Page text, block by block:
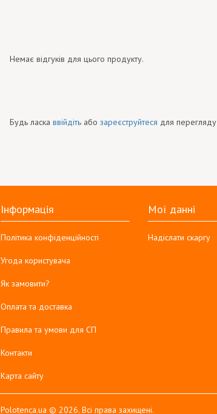
Немає відгуків для цього продукту.
Будь ласка ввійдіть або зареєструйтеся для перегляду
Інформація
Політика конфіденційності
Угода користувача
Як замовити?
Оплата та доставка
Правила та умови для СП
Контакти
Карта сайту
Мої данні
Надіслати скаргу
Polotenca.ua © 2026. Всі права захищені.